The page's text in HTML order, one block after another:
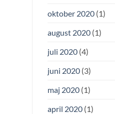
oktober 2020(1)
august 2020(1)
juli 2020(4)
juni 2020(3)
maj 2020(1)
april 2020(1)